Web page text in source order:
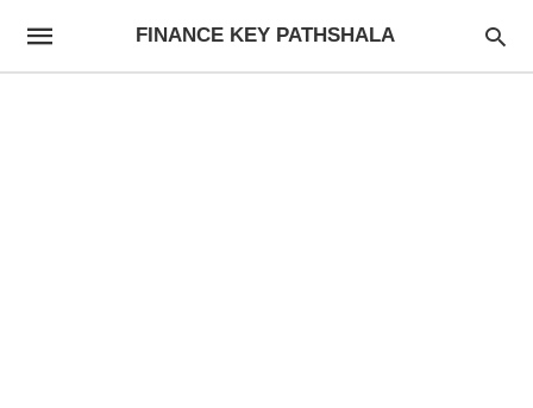
FINANCE KEY PATHSHALA